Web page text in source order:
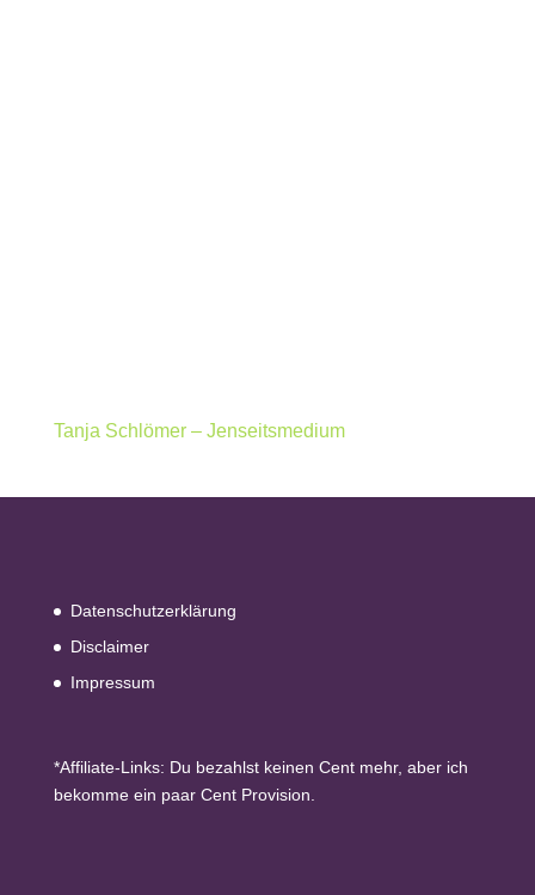
Tanja Schlömer – Jenseitsmedium
Datenschutzerklärung
Disclaimer
Impressum
*Affiliate-Links: Du bezahlst keinen Cent mehr, aber ich
bekomme ein paar Cent Provision.